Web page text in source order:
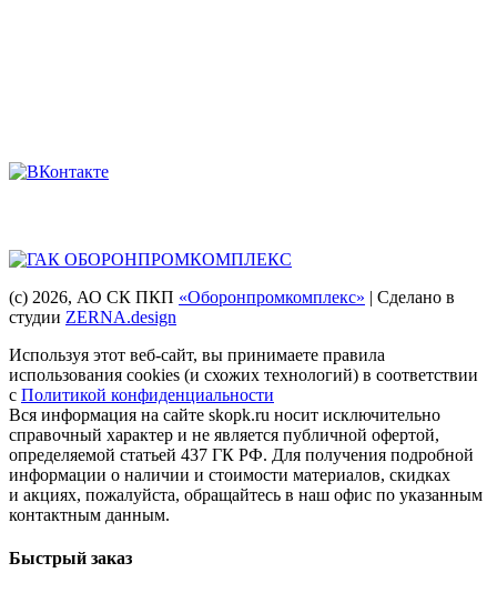
(с) 2026, АО СК ПКП «Оборонпромкомплекс» | Сделано в
студии ZERNA.design
Используя этот веб-сайт, вы принимаете правила
использования cookies (и схожих технологий) в соответствии
с Политикой конфиденциальности
Вся информация на сайте skopk.ru носит исключительно
справочный характер и не является публичной офертой,
определяемой статьей 437 ГК РФ. Для получения подробной
информации о наличии и стоимости материалов, скидках
и акциях, пожалуйста, обращайтесь в наш офис по указанным
контактным данным.
Быстрый заказ